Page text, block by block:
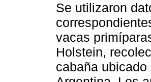
Se utilizaron
vacas
Holstein,
cabaña